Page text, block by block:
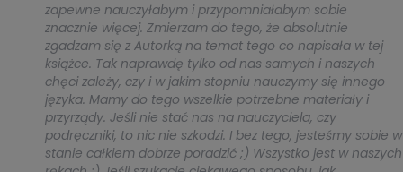
zapewne nauczyłabym i przypomniałabym sobie
znacznie więcej. Zmierzam do tego, że absolutnie
zgadzam się z Autorką na temat tego co napisała w tej
książce. Tak naprawdę tylko od nas samych i naszych
chęci zależy, czy i w jakim stopniu nauczymy się innego
języka. Mamy do tego wszelkie potrzebne materiały i
przyrządy. Jeśli nie stać nas na nauczyciela, czy
podręczniki, to nic nie szkodzi. I bez tego, jesteśmy sobie w
stanie całkiem dobrze poradzić ;) Wszystko jest w naszych